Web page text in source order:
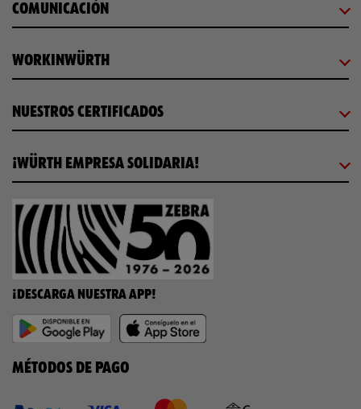
COMUNICACIÓN
WORKINWÜRTH
NUESTROS CERTIFICADOS
¡WÜRTH EMPRESA SOLIDARIA!
¡DESCARGA NUESTRA APP!
MÉTODOS DE PAGO